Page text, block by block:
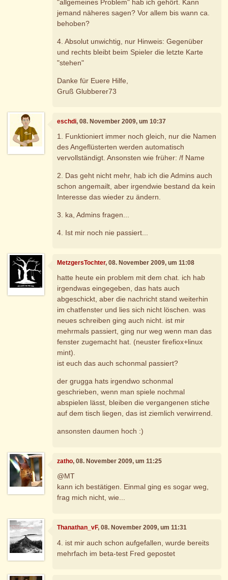
"allgemeines Problem" hab ich gehört. Kann
jemand näheres sagen? Vor allem bis wann ca.
behoben?
4. Absolut unwichtig, nur Hinweis: Gegenüber
und rechts bleibt beim Spieler die letzte Karte
"stehen"
Danke für Euere Hilfe,
Gruß Glubberer73
eschdi, 08. November 2009, um 10:37
1. Funktioniert immer noch gleich, nur die Namen
des Angeflüsterten werden automatisch
vervollständigt. Ansonsten wie früher: /f Name
2. Das geht nicht mehr, hab ich die Admins auch
schon angemailt, aber irgendwie bestand da kein
Interesse das wieder zu ändern.
3. ka, Admins fragen...
4. Ist mir noch nie passiert...
MetzgersTochter, 08. November 2009, um 11:08
hatte heute ein problem mit dem chat. ich hab
irgendwas eingegeben, das hats auch
abgeschickt, aber die nachricht stand weiterhin
im chatfenster und lies sich nicht löschen. was
neues schreiben ging auch nicht. ist mir
mehrmals passiert, ging nur weg wenn man das
fenster zugemacht hat. (neuster firefiox+linux
mint).
ist euch das auch schonmal passiert?
der grugga hats irgendwo schonmal
geschrieben, wenn man spiele nochmal
abspielen lässt, bleiben die vergangenen stiche
auf dem tisch liegen, das ist ziemlich verwirrend.
ansonsten daumen hoch :)
zatho, 08. November 2009, um 11:25
@MT
kann ich bestätigen. Einmal ging es sogar weg,
frag mich nicht, wie...
Thanathan_vF, 08. November 2009, um 11:31
4. ist mir auch schon aufgefallen, wurde bereits
mehrfach im beta-test Fred gepostet